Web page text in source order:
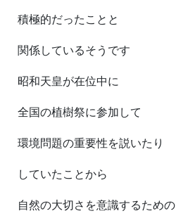
積極的だったことと
関係しているそうです
昭和天皇が在位中に
全国の植樹祭に参加して
環境問題の重要性を説いたり
していたことから
自然の大切さを意識するための